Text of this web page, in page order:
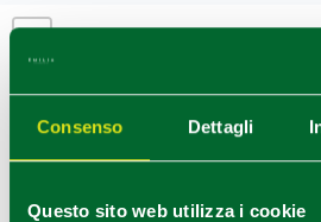
Consenso Dettagli
Questo sito web utilizza i cookie
+
−